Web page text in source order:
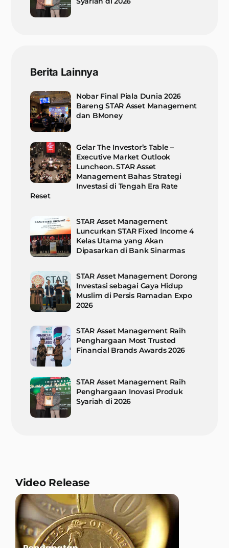
Berita Lainnya
Nobar Final Piala Dunia 2026
Bareng STAR Asset Management
dan BMoney
Gelar The Investor’s Table –
Executive Market Outlook
Luncheon. STAR Asset
Management Bahas Strategi
Investasi di Tengah Era Rate
Reset
STAR Asset Management
Luncurkan STAR Fixed Income 4
Kelas Utama yang Akan
Dipasarkan di Bank Sinarmas
STAR Asset Management Dorong
Investasi sebagai Gaya Hidup
Muslim di Persis Ramadan Expo
2026
STAR Asset Management Raih
Penghargaan Most Trusted
Financial Brands Awards 2026
STAR Asset Management Raih
Penghargaan Inovasi Produk
Syariah di 2026
Video Release